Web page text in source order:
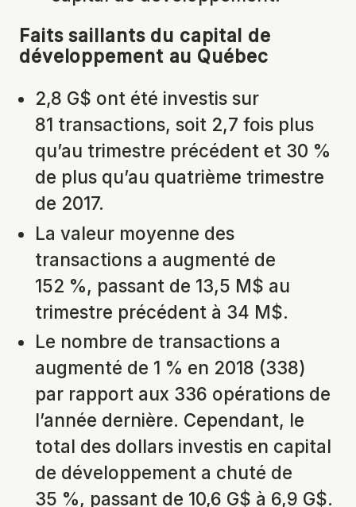
Faits saillants du capital de
développement au Québec
2,8 G$ ont été investis sur
81 transactions, soit 2,7 fois plus
qu’au trimestre précédent et 30 %
de plus qu’au quatrième trimestre
de 2017.
La valeur moyenne des
transactions a augmenté de
152 %, passant de 13,5 M$ au
trimestre précédent à 34 M$.
Le nombre de transactions a
augmenté de 1 % en 2018 (338)
par rapport aux 336 opérations de
l’année dernière. Cependant, le
total des dollars investis en capital
de développement a chuté de
35 %, passant de 10,6 G$ à 6,9 G$.